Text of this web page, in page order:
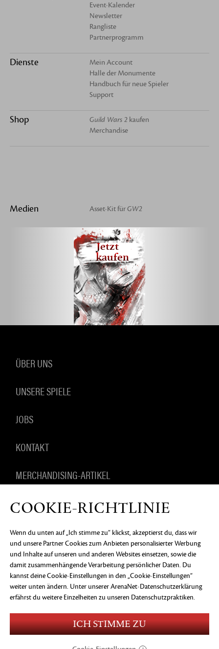
Event-Kalender
Newsletter
Rangliste
Partnerprogramm
Dienste
Mein Account
Halle der Monumente
Handbuch für neue Spieler
Support
Shop Guild Wars 2 kaufen
Merchandise
Medien Asset-Kit fürGW2
Jetzt
kaufen
ÜBER UNS
UNSERE SPIELE
JOBS
KONTAKT
MERCHANDISING-ARTIKEL
DATENSCHUTZERKLÄRUNG
RECHTLICHE
INFORMATIONEN
KEIN VERKAUF ODER KEINE
WEITERGABE MEINER PERSONENBEZOGENEN
DATEN
COOKIE-EINSTELLUNGEN
©2026 ArenaNet, LLC. Alle Rechte vorbehalten. Alle
Warenzeichen sind das Eigentum ihrer jeweiligen
Besitzer.
Language
Use of Alcohol
Violence
COOKIE-RICHTLINIE
Wenn du unten auf „Ich stimme zu“ klickst, akzeptierst du, dass wir
und unsere Partner Cookies zum Anbieten personalisierter Werbung
und Inhalte auf unseren und anderen Websites einsetzen, sowie die
damit zusammenhängende Verarbeitung persönlicher Daten. Du
kannst deine Cookie-Einstellungen in den „Cookie-Einstellungen“
weiter unten ändern. Unter unserer ArenaNet-Datenschutzerklärung
erfährst du weitere Einzelheiten zu unseren Datenschutzpraktiken.
ICH STIMME ZU